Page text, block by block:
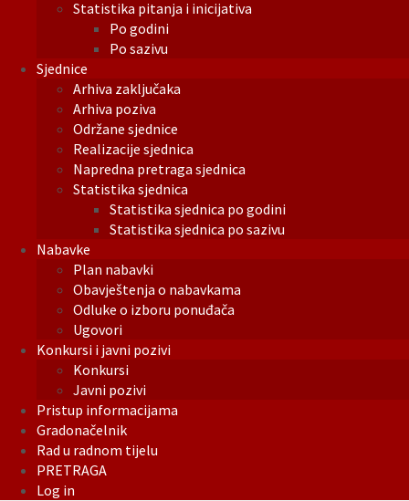
Statistika pitanja i inicijativa
Po godini
Po sazivu
Sjednice
Arhiva zaključaka
Arhiva poziva
Održane sjednice
Realizacije sjednica
Napredna pretraga sjednica
Statistika sjednica
Statistika sjednica po godini
Statistika sjednica po sazivu
Nabavke
Plan nabavki
Obavještenja o nabavkama
Odluke o izboru ponuđača
Ugovori
Konkursi i javni pozivi
Konkursi
Javni pozivi
Pristup informacijama
Gradonačelnik
Rad u radnom tijelu
PRETRAGA
Log in